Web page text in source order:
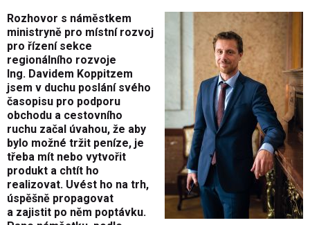
Rozhovor s náměstkem
ministryně pro místní rozvoj
pro řízení sekce
regionálního rozvoje
Ing. Davidem Koppitzem
jsem v duchu poslání svého
časopisu pro podporu
obchodu a cestovního
ruchu začal úvahou, že aby
bylo možné tržit peníze, je
třeba mít nebo vytvořit
produkt a chtít ho
realizovat. Uvést ho na trh,
úspěšně propagovat
a zajistit po něm poptávku.